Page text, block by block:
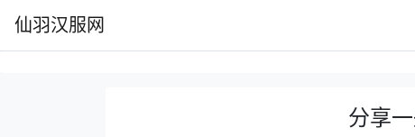
仙羽汉服网
分享